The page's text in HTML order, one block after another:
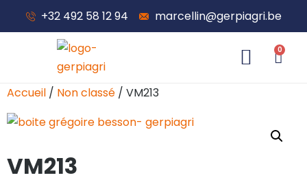
+32 492 58 12 94 marcellin@gerpiagri.be
0
Accueil / Non classé / VM213
VM213